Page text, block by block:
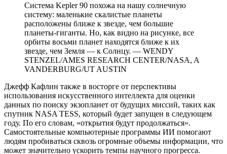
Система Kepler 90 похожа на нашу солнечную
систему: маленькие скалистые планеты
расположены ближе к звезде, чем большие
планеты-гиганты. Но, как видно на рисунке, все
орбиты восьми планет находятся ближе к их
звезде, чем Земля — к Солнцу. — WENDY
STENZEL/AMES RESEARCH CENTER/NASA, A
VANDERBURG/UT AUSTIN
Джефф Кафлин также в восторге от перспективы
использования искусственного интеллекта для оценки
данных по поиску экзопланет от будущих миссий, таких как
спутник NASA TESS, который будет запущен в следующем
году. По его словам, «открытия будут продолжаться».
Самостоятельные компьютерные программы ИИ помогают
людям пробиваться сквозь огромные объемы информации, что
может значительно ускорить темпы научного прогресса.